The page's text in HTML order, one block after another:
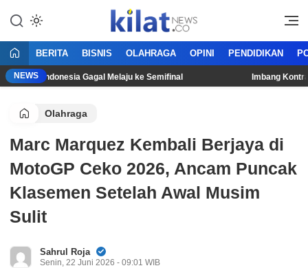
KilatNews.co
Mencerdaskan Anak Bangsa
BERITA BISNIS OLAHRAGA OPINI PENDIDIKAN
NEWS
Indonesia Gagal Melaju ke Semifinal Imbang Kontra
Olahraga
Marc Marquez Kembali Berjaya di
MotoGP Ceko 2026, Ancam Puncak
Klasemen Setelah Awal Musim
Sulit
Sahrul Roja
Senin, 22 Juni 2026 - 09:01 WIB